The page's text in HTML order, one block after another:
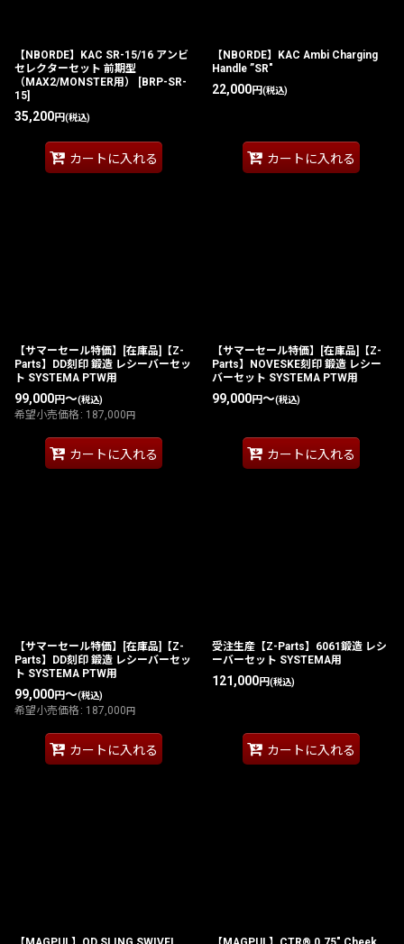
【NBORDE】KAC SR-15/16 アンビ
セレクターセット 前期型
（MAX2/MONSTER用）
[BRP-SR-
15]
35,200円(税込)
カートに入れる
【NBORDE】KAC Ambi Charging
Handle ”SR"
22,000円(税込)
カートに入れる
【サマーセール特価】[在庫品]【Z-
Parts】DD刻印 鍛造 レシーバーセッ
ト SYSTEMA PTW用
99,000円～(税込)
希望小売価格 : 187,000 円
カートに入れる
【サマーセール特価】[在庫品]【Z-
Parts】NOVESKE刻印 鍛造 レシー
バーセット SYSTEMA PTW用
99,000円～(税込)
カートに入れる
【サマーセール特価】[在庫品]【Z-
Parts】DD刻印 鍛造 レシーバーセッ
ト SYSTEMA PTW用
99,000円～(税込)
希望小売価格 : 187,000 円
カートに入れる
受注生産【Z-Parts】6061鍛造 レシ
ーバーセット SYSTEMA用
121,000円(税込)
カートに入れる